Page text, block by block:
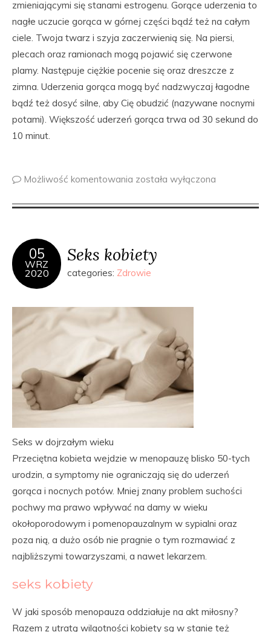
zmieniającymi się stanami estrogenu. Gorące uderzenia to
nagłe uczucie gorąca w górnej części bądź też na całym
ciele. Twoja twarz i szyja zaczerwienią się. Na piersi,
plecach oraz ramionach mogą pojawić się czerwone
plamy. Następuje ciężkie pocenie się oraz dreszcze z
zimna. Uderzenia gorąca mogą być nadzwyczaj łagodne
bądź też dosyć silne, aby Cię obudzić (nazywane nocnymi
potami). Większość uderzeń gorąca trwa od 30 sekund do
10 minut.
Możliwość komentowania została wyłączona
05
WRZ
2020
Seks kobiety
categories: Zdrowie
Seks w dojrzałym wieku
Przeciętna kobieta wejdzie w menopauzę blisko 50-tych
urodzin, a symptomy nie ograniczają się do uderzeń
gorąca i nocnych potów. Mniej znany problem suchości
pochwy ma prawo wpływać na damy w wieku
okołoporodowym i pomenopauzalnym w sypialni oraz
poza nią, a dużo osób nie pragnie o tym rozmawiać z
najbliższymi towarzyszami, a nawet lekarzem.
seks kobiety
W jaki sposób menopauza oddziałuje na akt miłosny?
Razem z utratą wilgotności kobiety są w stanie też